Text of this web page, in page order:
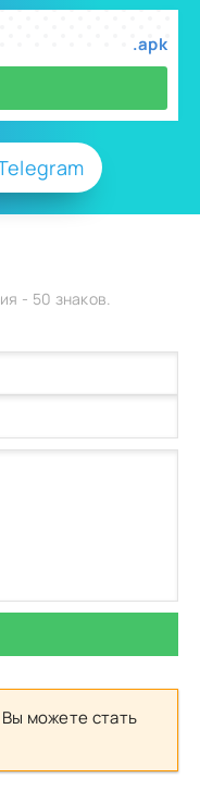
.apk
- 50 знаков.
можете стать